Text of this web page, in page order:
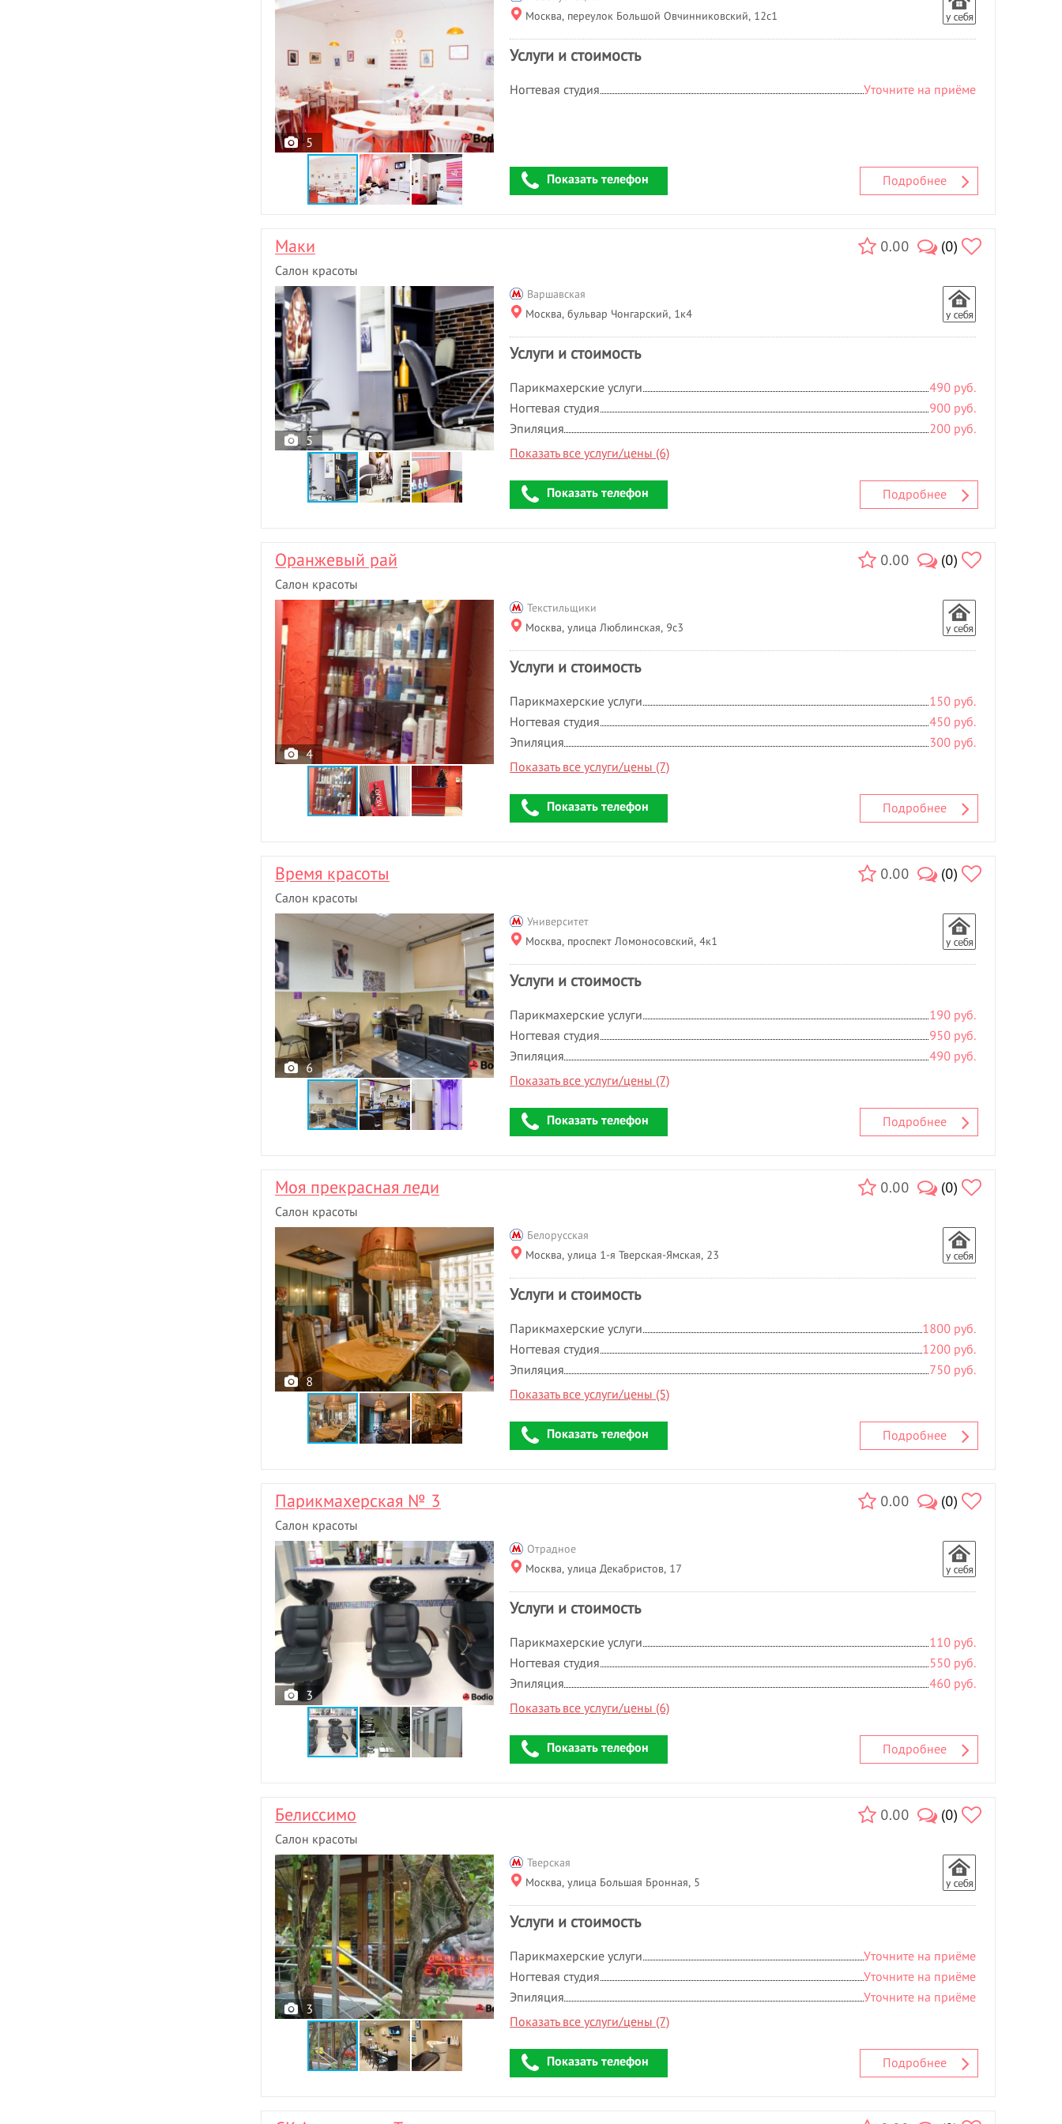
5
Москва, переулок Большой Овчинниковский, 12с1
Услуги и стоимость
Ногтевая студия Уточните на приёме
Подробнее
Показать телефон
0.00 (0)
Маки
Салон красоты
5
Варшавская
Москва, бульвар Чонгарский, 1к4
Услуги и стоимость
Парикмахерские услуги
490 руб.
Ногтевая студия
900 руб.
Эпиляция
200 руб.
Показать все услуги/цены (6)
Подробнее
Показать телефон
0.00 (0)
Оранжевый рай
Салон красоты
4
Текстильщики
Москва, улица Люблинская, 9с3
Услуги и стоимость
Парикмахерские услуги
150 руб.
Ногтевая студия
450 руб.
Эпиляция
300 руб.
Показать все услуги/цены (7)
Подробнее
Показать телефон
0.00 (0)
Время красоты
Салон красоты
6
Университет
Москва, проспект Ломоносовский, 4к1
Услуги и стоимость
Парикмахерские услуги
190 руб.
Ногтевая студия
950 руб.
Эпиляция
490 руб.
Показать все услуги/цены (7)
Подробнее
Показать телефон
0.00 (0)
Моя прекрасная леди
Салон красоты
8
Белорусская
Москва, улица 1-я Тверская-Ямская, 23
Услуги и стоимость
Парикмахерские услуги
1800 руб.
Ногтевая студия
1200 руб.
Эпиляция
750 руб.
Показать все услуги/цены (5)
Подробнее
Показать телефон
0.00 (0)
Парикмахерская № 3
Салон красоты
3
Отрадное
Москва, улица Декабристов, 17
Услуги и стоимость
Парикмахерские услуги
110 руб.
Ногтевая студия
550 руб.
Эпиляция
460 руб.
Показать все услуги/цены (6)
Подробнее
Показать телефон
0.00 (0)
Белиссимо
Салон красоты
3
Тверская
Москва, улица Большая Бронная, 5
Услуги и стоимость
Парикмахерские услуги
Уточните на приёме
Ногтевая студия
Уточните на приёме
Эпиляция
Уточните на приёме
Показать все услуги/цены (7)
Подробнее
Показать телефон